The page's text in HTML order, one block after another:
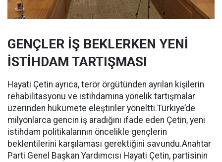
GENÇLER İŞ BEKLERKEN YENİ
İSTİHDAM TARTIŞMASI
Hayati Çetin ayrıca, terör örgütünden ayrılan kişilerin
rehabilitasyonu ve istihdamına yönelik tartışmalar
üzerinden hükümete eleştiriler yöneltti.Türkiye’de
milyonlarca gencin iş aradığını ifade eden Çetin, yeni
istihdam politikalarının öncelikle gençlerin
beklentilerini karşılaması gerektiğini savundu.Anahtar
Parti Genel Başkan Yardımcısı Hayati Çetin, partisinin